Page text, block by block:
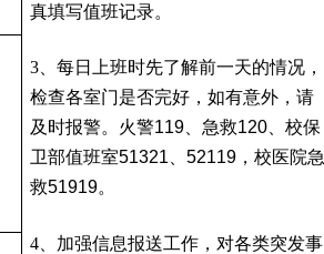
真填写值班记录。
3、每日上班时先了解前一天的情况，
检查各室门是否完好，如有意外，请
及时报警。火警119 、急救120 、校保
卫部值班室51321 、52119 ，校医院急
救51919。
4、加强信息报送工作，对各类突发事